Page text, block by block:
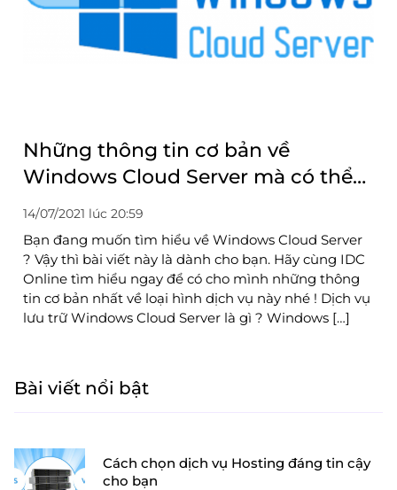
Những thông tin cơ bản về
Windows Cloud Server mà có thể
bạn chưa biết
14/07/2021 lúc 20:59
Bạn đang muốn tìm hiểu về Windows Cloud Server
? Vậy thì bài viết này là dành cho bạn. Hãy cùng IDC
Online tìm hiểu ngay để có cho mình những thông
tin cơ bản nhất về loại hình dịch vụ này nhé ! Dịch vụ
lưu trữ Windows Cloud Server là gì ? Windows […]
Bài viết nổi bật
Cách chọn dịch vụ Hosting đáng tin cậy
cho bạn